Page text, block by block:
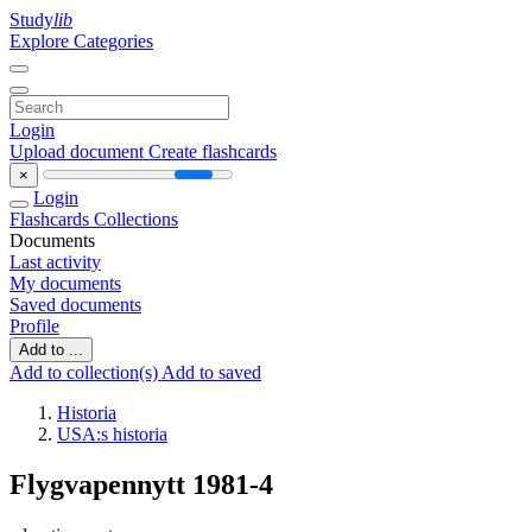
Studylib
Explore Categories
Login
Upload document Create flashcards
×
Login
Flashcards Collections
Documents
Last activity
My documents
Saved documents
Profile
Add to ...
Add to collection(s) Add to saved
Historia
USA:s historia
Flygvapennytt 1981-4